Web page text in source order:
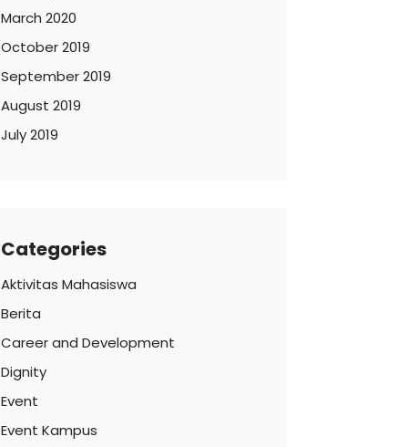
March 2020
October 2019
September 2019
August 2019
July 2019
Categories
Aktivitas Mahasiswa
Berita
Career and Development
Dignity
Event
Event Kampus